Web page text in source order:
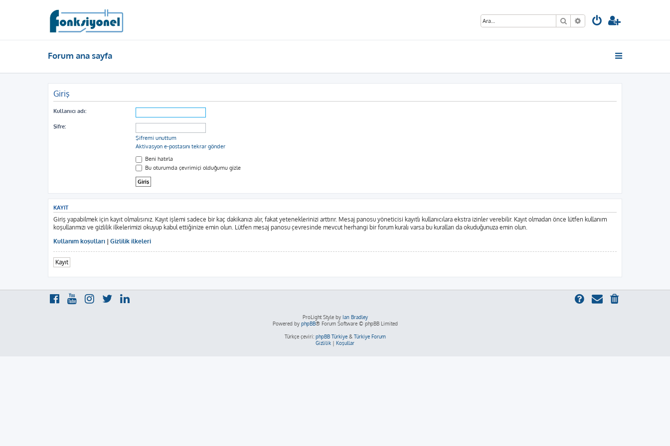
Ara Gelişmiş arama
Forum ana sayfa
Giriş
Kullanıcı adı:
Şifre:
Şifremi unuttum
Aktivasyon e-postasını tekrar gönder
Beni hatırla
Bu oturumda çevrimiçi olduğumu gizle
KAYIT
Giriş yapabilmek için kayıt olmalısınız. Kayıt işlemi sadece bir kaç dakikanızı alır, fakat yeteneklerinizi arttırır. Mesaj panosu yöneticisi kayıtlı kullanıcılara ekstra izinler verebilir. Kayıt olmadan önce lütfen kullanım
koşullarımızı ve gizlilik ilkelerimizi okuyup kabul ettiğinize emin olun. Lütfen mesaj panosu çevresinde mevcut herhangi bir forum kuralı varsa bu kuralları da okuduğunuza emin olun.
Kullanım koşulları | Gizlilik ilkeleri
Kayıt
ProLight Style by Ian Bradley
Powered by phpBB® Forum Software © phpBB Limited
Türkçe çeviri: phpBB Türkiye& Türkiye Forum
Gizlilik | Koşullar